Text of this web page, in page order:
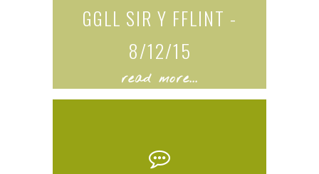
GGLL SIR Y FFLINT -
8/12/15
read more...